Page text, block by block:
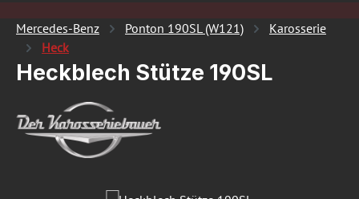
Mercedes-Benz Ponton 190SL (W121)
Karosserie
Heck
Heckblech Stütze 190SL